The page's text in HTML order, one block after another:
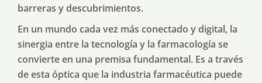
barreras y descubrimientos.
En un mundo cada vez más conectado y digital, la
sinergia entre la tecnología y la farmacología se
convierte en una premisa fundamental. Es a través
de esta óptica que la industria farmacéutica puede